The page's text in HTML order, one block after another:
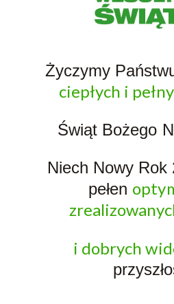
Życzymy
ciepłych i
Świąt Bożego
Niech Nowy Rok
pełen
i dobrych